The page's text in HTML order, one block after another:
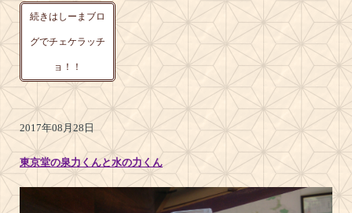
続きはしーまブロ
グでチェケラッチ
ョ！！
2017年08月28日
東京堂の泉力くんと水の力くん